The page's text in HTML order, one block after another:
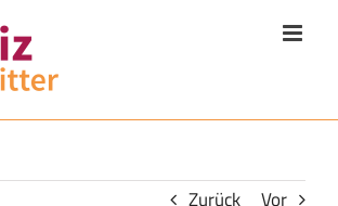
Zurück Vor